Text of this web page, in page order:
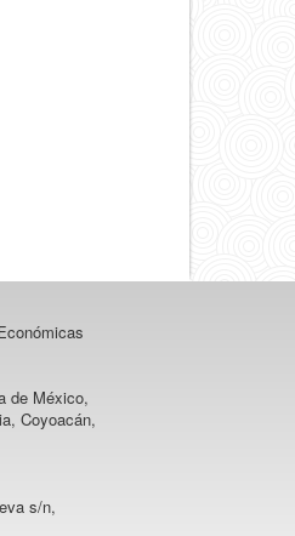
de México,
Coyoacán,
s/n,